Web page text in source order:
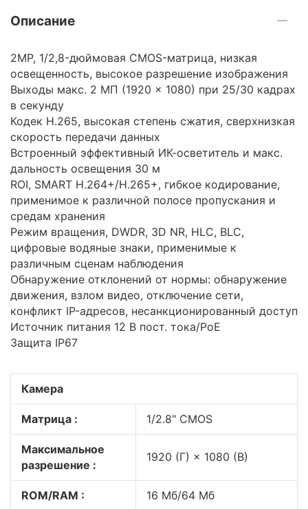
Описание
2MP, 1/2,8-дюймовая CMOS-матрица, низкая
освещенность, высокое разрешение изображения
Выходы макс. 2 МП (1920 × 1080) при 25/30 кадрах
в секунду
Кодек H.265, высокая степень сжатия, сверхнизкая
скорость передачи данных
Встроенный эффективный ИК-осветитель и макс.
дальность освещения 30 м
ROI, SMART H.264+/H.265+, гибкое кодирование,
применимое к различной полосе пропускания и
средам хранения
Режим вращения, DWDR, 3D NR, HLC, BLC,
цифровые водяные знаки, применимые к
различным сценам наблюдения
Обнаружение отклонений от нормы: обнаружение
движения, взлом видео, отключение сети,
конфликт IP-адресов, несанкционированный доступ
Источник питания 12 В пост. тока/PoE
Защита IP67
Камера
Матрица : 1/2.8" CMOS
Максимальное
разрешение :
1920 (Г) × 1080 (В)
ROM/RAM : 16 Мб/64 Мб